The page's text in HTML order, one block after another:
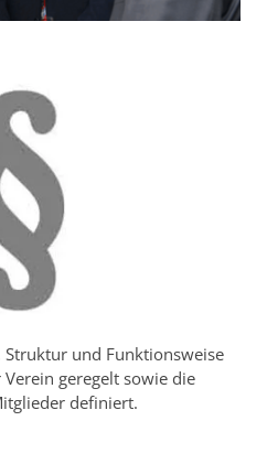
Struktur und Funktionsweise
Verein geregelt sowie die
definiert.